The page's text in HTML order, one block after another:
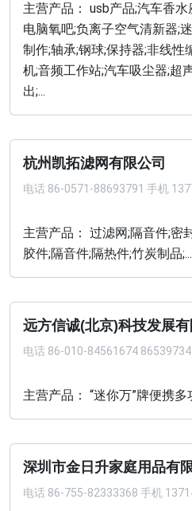
主营产品： usb产品;汽车香水
电脑氧吧;负离子空气清新器;
制作;轴承;钢球;保持器;非线性
机;音频工作站;汽车吸尘器;超
出;...
杭州凯拓滤网有限公司
电话 86-0571-88693791 手机
主营产品： 过滤网;隔音件;密
胶件;隔音件;隔热件;竹炭制品;...
远方信诚(北京)科技发展有
电话 86-010-84561674
主营产品： “迷你万”牌便携多
深圳市金日升家庭用品有
电话 86-755-82333368 手机